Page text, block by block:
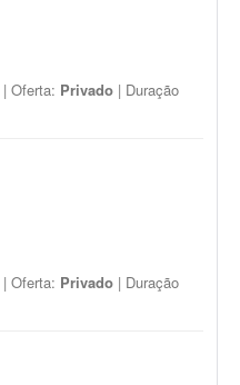
| Oferta: Privado | Duração
| Oferta: Privado | Duração